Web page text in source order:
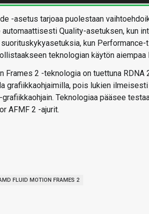
-asetus tarjoaa puolestaan
Quality-asetuksen, kun
kun
teknologian käytön
Frames 2 -teknologia on tuettuna
grafiikkaohjaimilla, pois lukien
Teknologiaa pääsee
AFMF 2 -ajurit.
FLUID MOTION FRAMES 2